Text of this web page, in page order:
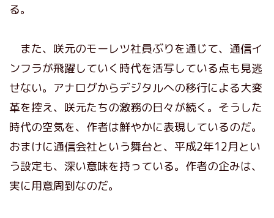
る。
また、咲元のモーレツ社員ぶりを通じて、通信イ
ンフラが飛躍していく時代を活写している点も見逃
せない。アナログからデジタルへの移行による大変
革を控え、咲元たちの激務の日々が続く。そうした
時代の空気を、作者は鮮やかに表現しているのだ。
おまけに通信会社という舞台と、平成2年12月とい
う設定も、深い意味を持っている。作者の企みは、
実に用意周到なのだ。